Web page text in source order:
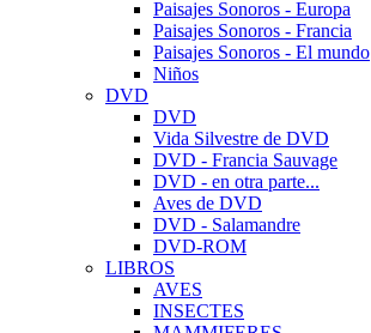
Paisajes Sonoros - Europa
Paisajes Sonoros - Francia
Paisajes Sonoros - El mundo
Niños
DVD
DVD
Vida Silvestre de DVD
DVD - Francia Sauvage
DVD - en otra parte...
Aves de DVD
DVD - Salamandre
DVD-ROM
LIBROS
AVES
INSECTES